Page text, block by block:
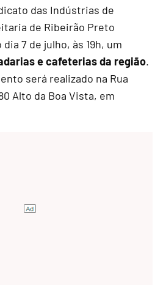
das Indústrias de
de Ribeirão Preto
dia 7 de julho, às 19h, um
e cafeterias da região.
será realizado na Rua
Alto da Boa Vista, em